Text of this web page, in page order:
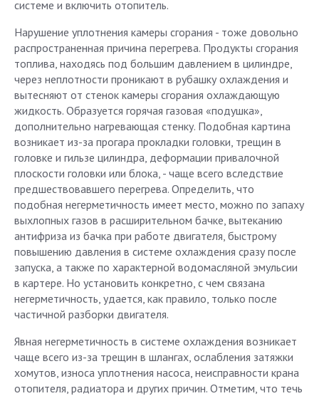
системе и включить отопитель.
Нарушение уплотнения камеры сгорания - тоже довольно
распространенная причина перегрева. Продукты сгорания
топлива, находясь под большим давлением в цилиндре,
через неплотности проникают в рубашку охлаждения и
вытесняют от стенок камеры сгорания охлаждающую
жидкость. Образуется горячая газовая «подушка»,
дополнительно нагревающая стенку. Подобная картина
возникает из-за прогара прокладки головки, трещин в
головке и гильзе цилиндра, деформации привалочной
плоскости головки или блока, - чаще всего вследствие
предшествовавшего перегрева. Определить, что
подобная негерметичность имеет место, можно по запаху
выхлопных газов в расширительном бачке, вытеканию
антифриза из бачка при работе двигателя, быстрому
повышению давления в системе охлаждения сразу после
запуска, а также по характерной водомасляной эмульсии
в картере. Но установить конкретно, с чем связана
негерметичность, удается, как правило, только после
частичной разборки двигателя.
Явная негерметичность в системе охлаждения возникает
чаще всего из-за трещин в шлангах, ослабления затяжки
хомутов, износа уплотнения насоса, неисправности крана
отопителя, радиатора и других причин. Отметим, что течь